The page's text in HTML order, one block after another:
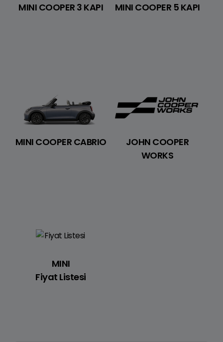
MINI COOPER 3 KAPI MINI COOPER 5 KAPI
MINI COOPER CABRIO
JOHN COOPER
WORKS
MINI
Fiyat Listesi